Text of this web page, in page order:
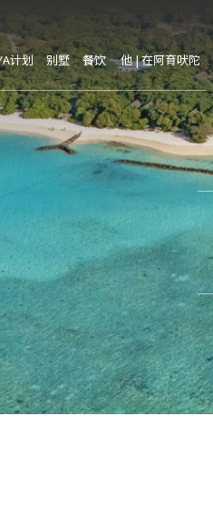
计划 别墅 餐饮 他 | 在阿育吠陀